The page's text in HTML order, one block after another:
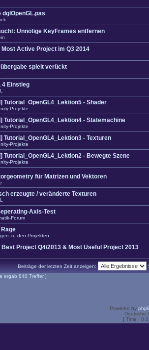
dglOpenGL.pas
Unnötige KeyFrames entfernen
Most Active Project im Q3 2014
spielt verückt
4 Einstieg
Tutorial_OpenGL4_Lektion5 - Shader
Projekte
Tutorial_OpenGL4_Lektion4 - Statemachine
Projekte
Tutorial_OpenGL4_Lektion3 - Texturen
Projekte
Tutorial_OpenGL4_Lektion2 - Bewegte Szene
Projekte
für Matrizen und Vektoren
erzeugte / veränderte Texturen
Axis-Test
Forum
Rage
zu den Projekten
Best Project Q4/2013 & Most Useful Project 2013
Beiträge der letzten Zeit anzeigen:
ergab 840 Treffer ]
Powered by
Deutsche
[ Time :